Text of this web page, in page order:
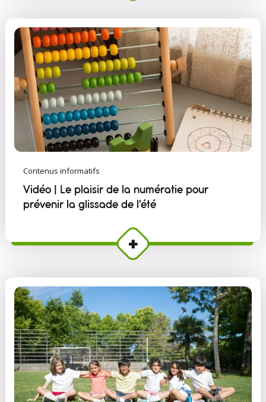
Contenus informatifs
Vidéo | Le plaisir de la numératie pour
prévenir la glissade de l'été